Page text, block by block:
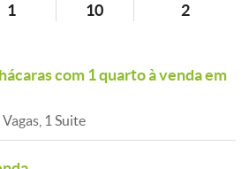
1 10 2
com 1 quarto à venda em
1 Suite